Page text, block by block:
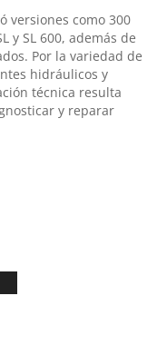
versiones como 300
y SL 600, además de
Por la variedad de
hidráulicos y
técnica resulta
y reparar